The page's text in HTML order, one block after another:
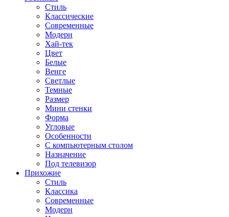
Стиль
Классические
Современные
Модерн
Хай-тек
Цвет
Белые
Венге
Светлые
Темные
Размер
Мини стенки
Форма
Угловые
Особенности
С компьютерным столом
Назначение
Под телевизор
Прихожие
Стиль
Классика
Современные
Модерн